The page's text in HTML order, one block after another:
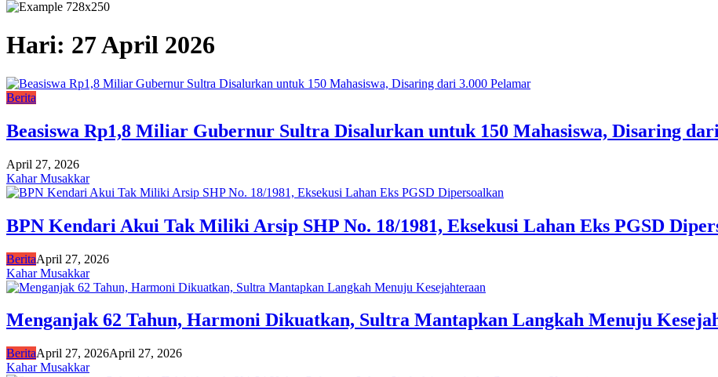
Hari: 27 April 2026
Berita
Beasiswa Rp1,8 Miliar Gubernur Sultra Disalurkan untuk 150 Mahasiswa, Disaring
April 27, 2026
Kahar Musakkar
BPN Kendari Akui Tak Miliki Arsip SHP No. 18/1981, Eksekusi Lahan Eks PGSD
BeritaApril 27, 2026
Kahar Musakkar
Menganjak 62 Tahun, Harmoni Dikuatkan, Sultra Mantapkan Langkah Menuju
BeritaApril 27, 2026April 27, 2026
Kahar Musakkar